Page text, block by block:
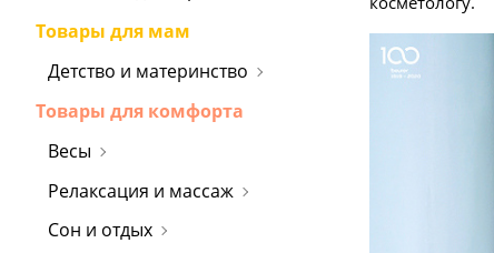
Товары для мам
Детство и материнство
Товары для комфорта
Весы
Релаксация и массаж
Сон и отдых